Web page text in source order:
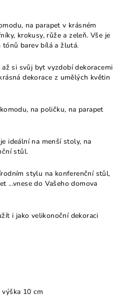
na parapet v krásném
krokusy, růže a zeleň. Vše je
tónů barev bílá a žlutá.
si svůj byt vyzdobí dekoracemi
dekorace z umělých květin
na poličku, na parapet
ideální na menší stoly, na
stůl.
stylu na konferenční stůl,
...vnese do Vašeho domova
i jako velikonoční dekoraci
10 cm